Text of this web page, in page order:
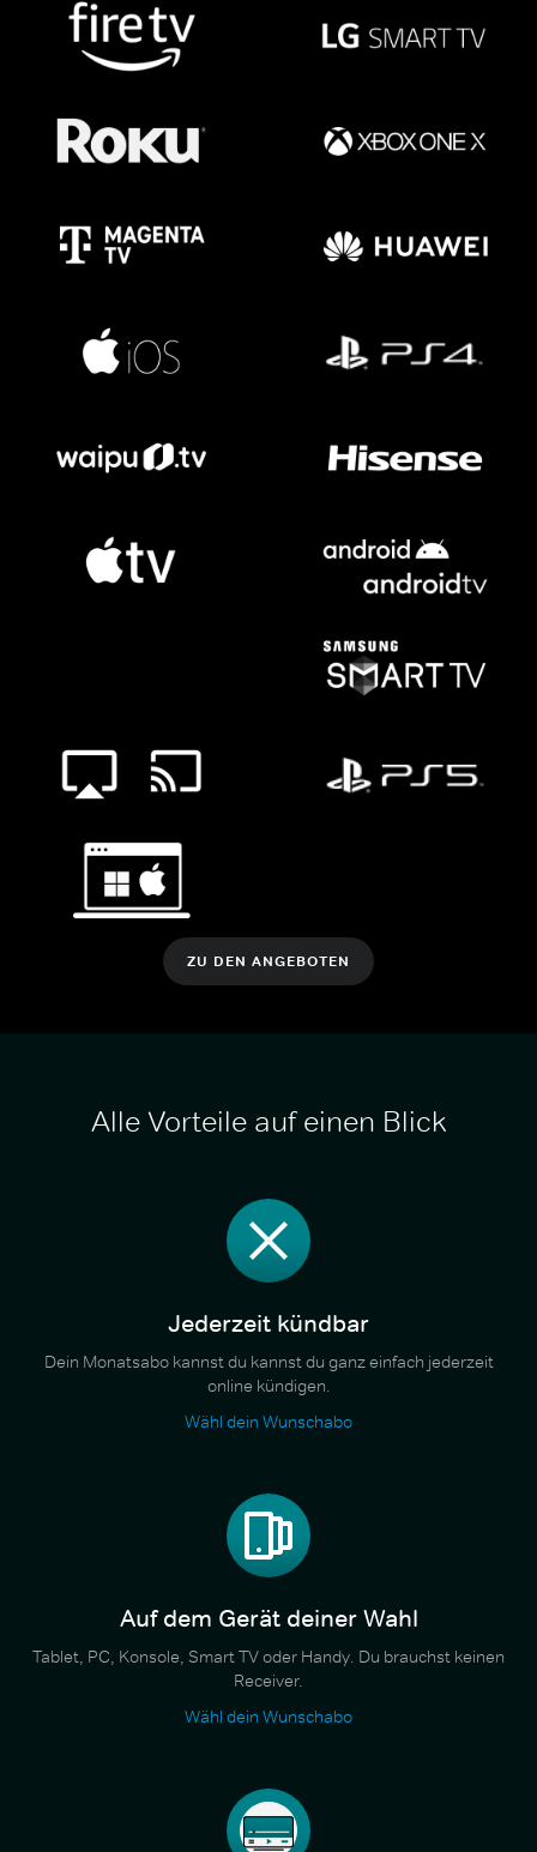
ZU DEN ANGEBOTEN
Alle Vorteile auf einen Blick
Jederzeit kündbar
Dein Monatsabo kannst du kannst du ganz einfach jederzeit
online kündigen.
Wähl dein Wunschabo
Auf dem Gerät deiner Wahl
Tablet, PC, Konsole, Smart TV oder Handy. Du brauchst keinen
Receiver.
Wähl dein Wunschabo